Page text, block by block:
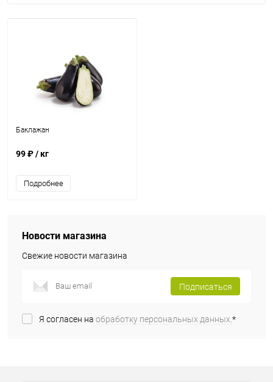
Баклажан
99 ₽/ кг
Подробнее
Новости магазина
Свежие новости магазина
Подписаться
Я согласен на обработку персональных данных.*